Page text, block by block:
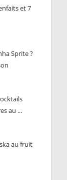
et 7
Sprite ?
au ...
au fruit